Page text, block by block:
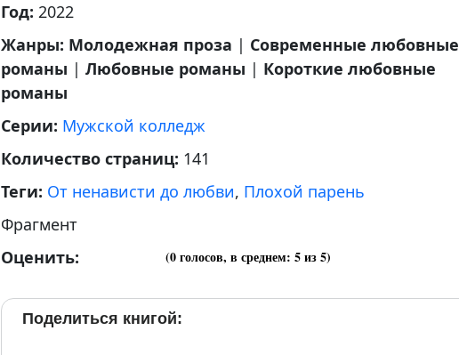
Год: 2022
Жанры: Молодежная проза | Современные любовные
романы | Любовные романы | Короткие любовные
романы
Серии: Мужской колледж
Количество страниц: 141
Теги: От ненависти до любви, Плохой парень
Фрагмент
Оценить:
(0голосов, в среднем: 5из 5)
Поделиться книгой: